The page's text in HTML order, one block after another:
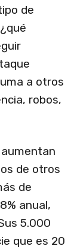
de
a otros
robos,
de otros
de
anual,
5.000
que es 20